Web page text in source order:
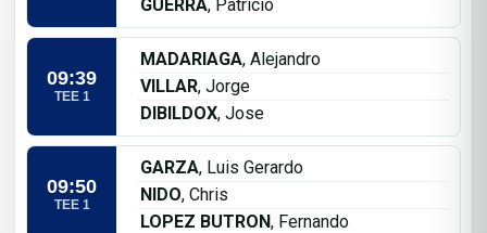
GUERRA, Patricio
09:39
TEE 1
MADARIAGA, Alejandro
VILLAR, Jorge
DIBILDOX, Jose
09:50
TEE 1
GARZA, Luis Gerardo
NIDO, Chris
LOPEZ BUTRON, Fernando